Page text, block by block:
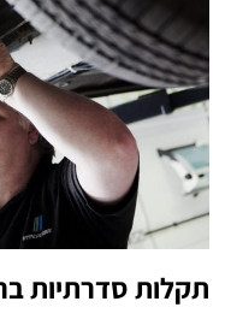
תקלות סדרתיות